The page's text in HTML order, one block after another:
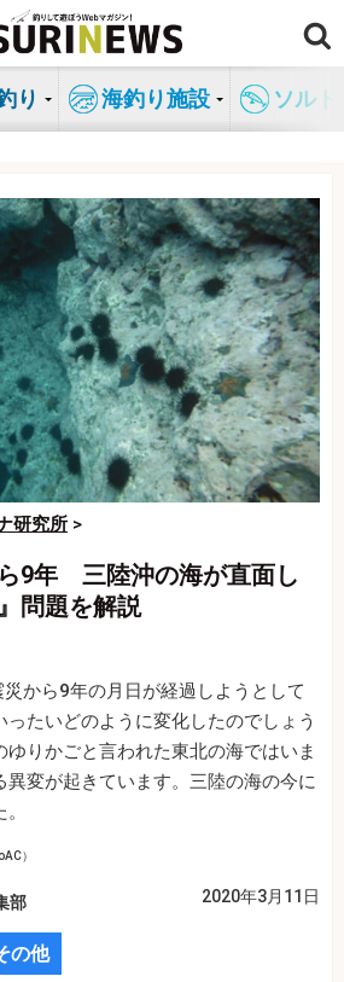
り 海釣り施設 ソル
研究所 >
9年 三陸沖の海が直面し
問題を解説
から9年の月日が経過しようとして
たいどのように変化したのでしょう
りかごと言われた東北の海ではいま
異変が起きています。三陸の海の今に
）
部 2020年3月11日
の他